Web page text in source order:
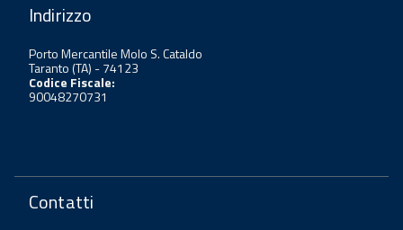
Indirizzo
Porto Mercantile Molo S. Cataldo
Taranto (TA) - 74123
Codice Fiscale:
90048270731
Contatti